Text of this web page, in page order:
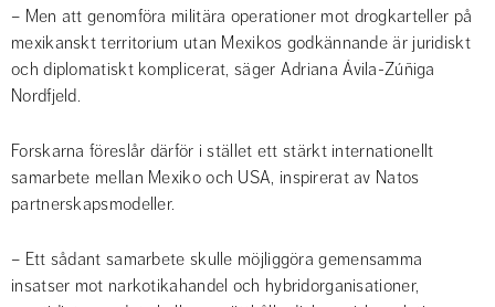
– Men att genomföra militära operationer mot drogkarteller på
mexikanskt territorium utan Mexikos godkännande är juridiskt
och diplomatiskt komplicerat, säger Adriana Ávila-Zúñiga
Nordfjeld.
Forskarna föreslår därför i stället ett stärkt internationellt
samarbete mellan Mexiko och USA, inspirerat av Natos
partnerskapsmodeller.
– Ett sådant samarbete skulle möjliggöra gemensamma
insatser mot narkotikahandel och hybridorganisationer,